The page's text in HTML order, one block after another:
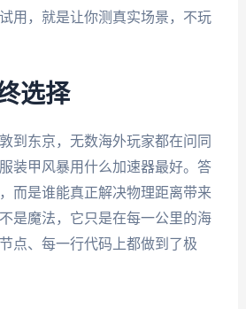
用，就是让你测真实场景，不玩
选择
到东京，无数海外玩家都在问同
装甲风暴用什么加速器最好。答
而是谁能真正解决物理距离带来
是魔法，它只是在每一公里的海
点、每一行代码上都做到了极